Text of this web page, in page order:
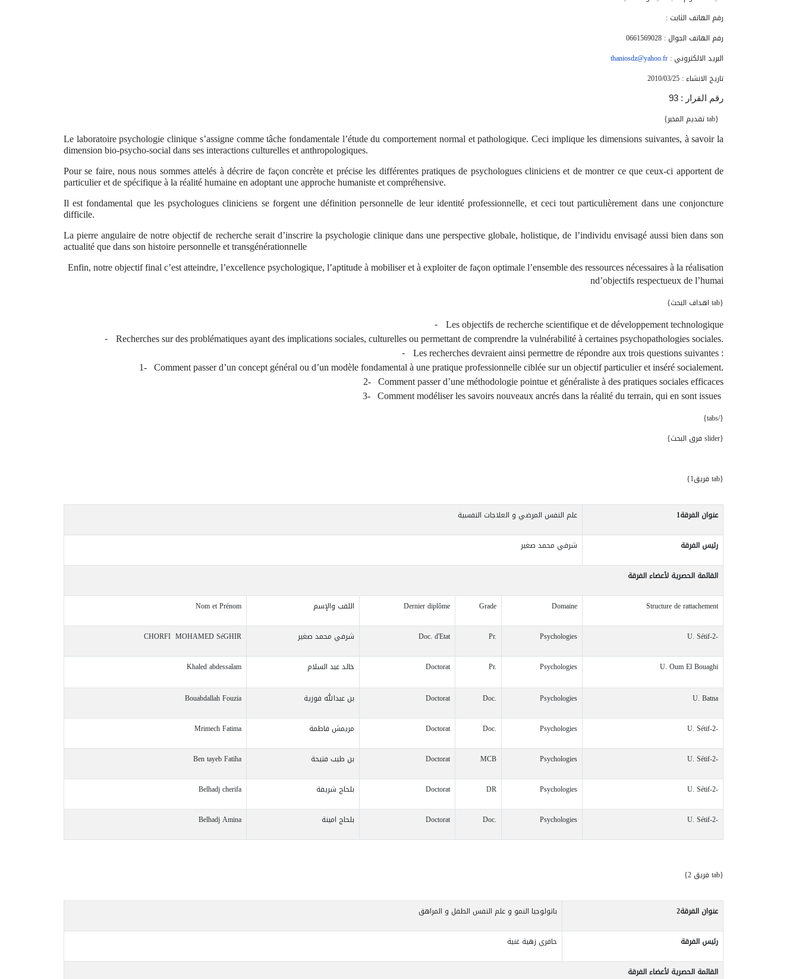
رقم الهاتف الثابت :
رقم الهاتف الجوال : 0661569028
البريد الالكتروني :
thaniosdz@yahoo.fr
تاريخ الانشاء : 2010/03/25
رقم القرار : 93
{tab تقديم المخبر}
Le laboratoire psychologie clinique s’assigne comme tâche fondamentale l’étude du comportement normal et pathologique. Ceci implique les dimensions suivantes, à savoir la
dimension bio-psycho-social dans ses interactions culturelles et anthropologiques.
Pour se faire, nous nous sommes attelés à décrire de façon concrète et précise les différentes pratiques de psychologues cliniciens et de montrer ce que ceux-ci apportent de
particulier et de spécifique à la réalité humaine en adoptant une approche humaniste et compréhensive.
Il est fondamental que les psychologues cliniciens se forgent une définition personnelle de leur identité professionnelle, et ceci tout particulièrement dans une conjoncture
difficile.
La pierre angulaire de notre objectif de recherche serait d’inscrire la psychologie clinique dans une perspective globale, holistique, de l’individu envisagé aussi bien dans son
actualité que dans son histoire personnelle et transgénérationnelle
Enfin, notre objectif final c’est atteindre, l’excellence psychologique, l’aptitude à mobiliser et à exploiter de façon optimale l’ensemble des ressources nécessaires à la réalisation
d’objectifs respectueux de l’humai
n
{tab اهداف البحث}
-
Les objectifs de recherche scientifique et de développement technologique
-
Recherches sur des problématiques ayant des implications sociales, culturelles ou permettant de comprendre la vulnérabilité à certaines psychopathologies sociales.
-
Les recherches devraient ainsi permettre de répondre aux trois questions suivantes :
1-
Comment passer d’un concept général ou d’un modèle fondamental à une pratique professionnelle ciblée sur un objectif particulier et inséré socialement.
2-
Comment passer d’une méthodologie pointue et généraliste à des pratiques sociales efficaces
3-
Comment modéliser les savoirs nouveaux ancrés dans la réalité du terrain, qui en sont issues
{/tabs}
{slider فرق البحث}
{tab فريق1}
علم النفس المرضي و العلاجات النفسية عنوان الفرقة1
شرفي محمد صغير رئيس الفرقة
القائمة الحصرية لأعضاءالفرقة
Nom et Prénom اللقب والإسم Dernier diplôme Grade Domaine Structure de rattachement
CHORFI MOHAMED SéGHIR شرفي محمد صغير Doc. d'Etat Pr. Psychologies U. Sétif-2-
Khaled abdessalam خالد عبد السلام Doctorat Pr. Psychologies U. Oum El Bouaghi
Bouabdallah Fouzia بن عبدالله فوزية Doctorat Doc. Psychologies U. Batna
Mrimech Fatima مريمش فاطمة Doctorat Doc. Psychologies U. Sétif-2-
Ben tayeb Fatiha بن طيب فتيحة Doctorat MCB Psychologies U. Sétif-2-
Belhadj cherifa بلحاج شريفة Doctorat DR Psychologies U. Sétif-2-
Belhadj Amina بلحاج امينة Doctorat Doc. Psychologies U. Sétif-2-
{tab فريق 2}
باتولوجيا النمو و علم النفس الطفل و المراهق عنوان الفرقة2
حافري زهية غنية رئيس الفرقة
القائمة الحصرية لأعضاءالفرقة